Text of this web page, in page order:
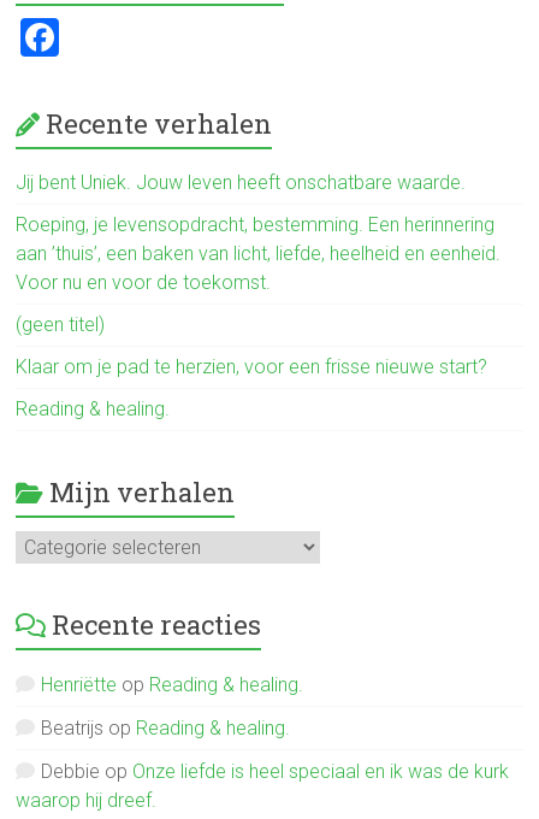
ce
b
o
ok
Recente verhalen
Jij bent Uniek. Jouw leven heeft onschatbare waarde.
Roeping, je levensopdracht, bestemming. Een herinnering
aan ’thuis’, een baken van licht, liefde, heelheid en eenheid.
Voor nu en voor de toekomst.
(geen titel)
Klaar om je pad te herzien, voor een frisse nieuwe start?
Reading & healing.
Mijn verhalen
Mijn
verhalen
Recente reacties
Henriëtte op Reading & healing.
Beatrijs op Reading & healing.
Debbie op Onze liefde is heel speciaal en ik was de kurk
waarop hij dreef.